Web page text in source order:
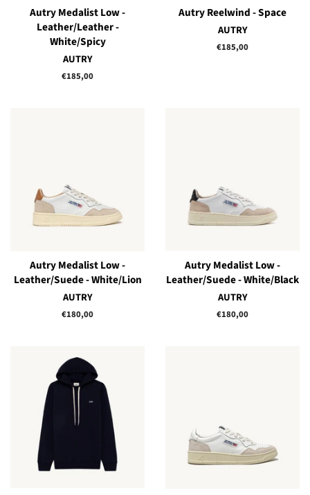
Autry Medalist Low -
Leather/Leather -
White/Spicy
AUTRY
Prix
€185,00
Autry Reelwind - Space
AUTRY
Prix
€185,00
Autry Medalist Low -
Leather/Suede - White/Lion
AUTRY
Prix
€180,00
Autry Medalist Low -
Leather/Suede - White/Black
AUTRY
Prix
€180,00